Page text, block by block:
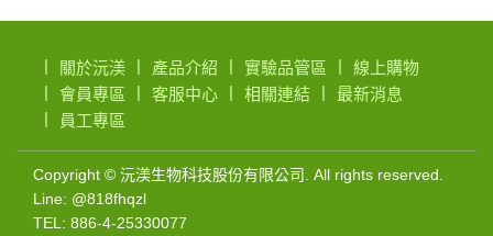
關於沅渼 產品介紹 實驗品管區
線上購物
會員專區
客服中心 相關連結
最新消息
員工專區
微
生
Copyright © 沅渼生物科技股份有限公司. All rights reserved.
Line: @818fhqzl
TEL: 886-4-25330077